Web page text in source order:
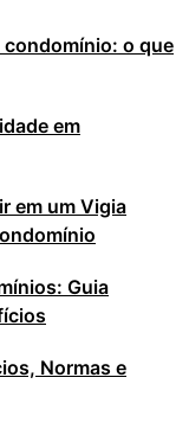
condomínio: o que
em
em um Vigia
Guia
Normas e